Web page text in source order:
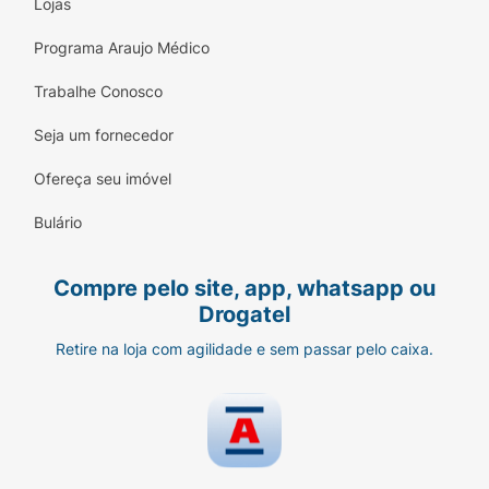
Lojas
Programa Araujo Médico
Trabalhe Conosco
Seja um fornecedor
Ofereça seu imóvel
Bulário
Compre pelo site, app, whatsapp ou
Drogatel
Retire na loja com agilidade e sem passar pelo caixa.